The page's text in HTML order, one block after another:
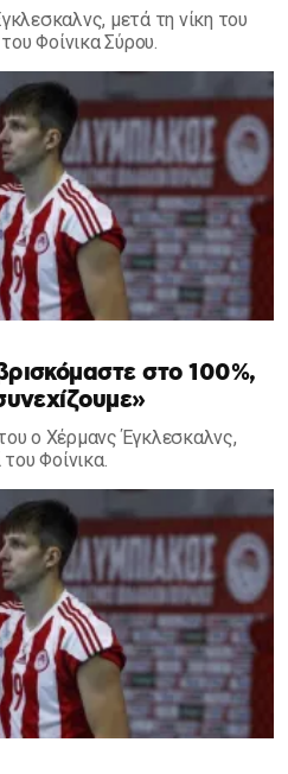
μετά τη νίκη του
Φοίνικα Σύρου.
στο 100%,
ο Χέρμανς Έγκλεσκαλνς,
Φοίνικα.